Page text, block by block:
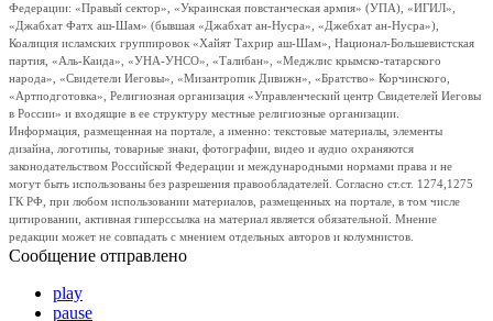
Федерации: «Правый сектор», «Украинская повстанческая армия» (УПА), «ИГИЛ»,
«Джабхат Фатх аш-Шам» (бывшая «Джабхат ан-Нусра», «Джебхат ан-Нусра»),
Коалиция исламских группировок «Хайят Тахрир аш-Шам», Национал-Большевистская
партия, «Аль-Каида», «УНА-УНСО», «Талибан», «Меджлис крымско-татарского
народа», «Свидетели Иеговы», «Мизантропик Дивижн», «Братство» Корчинского,
«Артподготовка», Религиозная организация «Управленческий центр Свидетелей Иеговы
в России» и входящие в ее структуру местные религиозные организации.
Информация, размещенная на портале, а именно: текстовые материалы, элементы
дизайна, логотипы, товарные знаки, фотографии, видео и аудио охраняются
законодательством Российской Федерации и международными нормами права и не
могут быть использованы без разрешения правообладателей. Согласно ст.ст. 1274,1275
ГК РФ, при любом использовании материалов, размещенных на портале, в том числе
цитировании, активная гиперссылка на материал является обязательной. Мнение
редакции может не совпадать с мнением отдельных авторов и колумнистов.
Сообщение отправлено
play
pause